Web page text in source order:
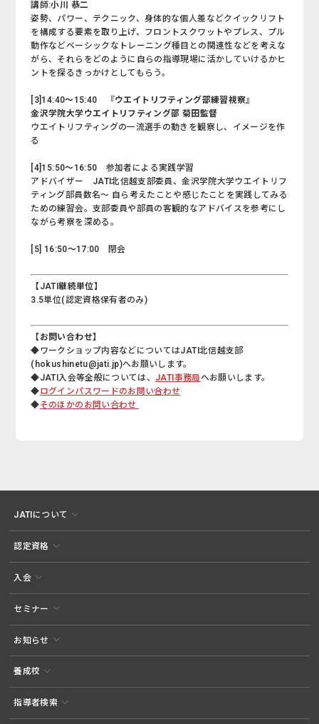
講師:小川 恭二
姿勢、パワー、テクニック、身体的な個人差などクイックリフト
を構成する要素を取り上げ、フロントスクワットやプレス、プル
動作などベーシックなトレーニング種目との関連性などを考えな
がら、それらをどのように自らの指導現場に活かしていけるかヒ
ントを探るきっかけとしてもらう。
[3]14:40～15:40
『ウエイトリフティング部練習視察』
金沢学院大学ウエイトリフティング部 菊田監督
ウエイトリフティングの一流選手の動きを観察し、イメージを作
る
[4]15:50～16:50 参加者による実践学習
アドバイザー JATI北信越支部委員、金沢学院大学ウエイトリフ
ティング部員数名～ 自ら考えたことや感じたことを実践してみる
ための練習会。支部委員や部員の客観的なアドバイスを参考にし
ながら考察を深める。
[5] 16:50～17:00 閉会
【JATI継続単位】
3.5単位(認定資格保有者のみ)
【お問い合わせ】
◆ワークショップ内容などについてはJATI北信越支部
(hokushinetu@jati.jp)へお願いします。
◆JATI入会等全般については、 JATI事務局へお願いします。
◆ログインパスワードのお問い合わせ
◆そのほかのお問い合わせ
JATIについて
認定資格
入会
セミナー
お知らせ
養成校
指導者検索